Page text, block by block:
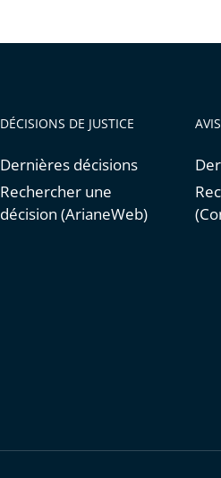
DÉCISIONS DE JUSTICE
Dernières décisions
Rechercher une
décision (ArianeWeb)